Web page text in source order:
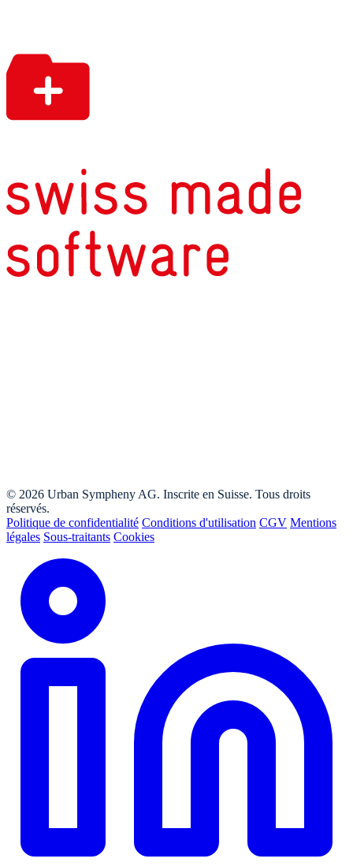
© 2026 Urban Sympheny AG. Inscrite en Suisse. Tous droits
réservés.
Politique de confidentialité Conditions d'utilisation CGV Mentions
légales Sous-traitants Cookies